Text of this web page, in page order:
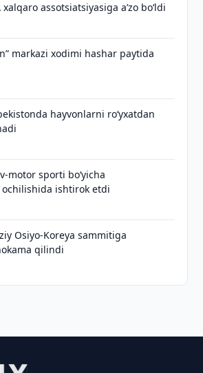
xalqaro assotsiatsiyasiga aʼzo bo‘ldi
markazi xodimi hashar paytida
hayvonlarni ro‘yxatdan
motor sporti bo‘yicha
ishtirok etdi
Osiyo-Koreya sammitiga
qilindi